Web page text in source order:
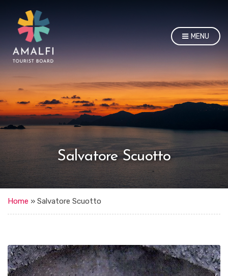
MENU
Salvatore Scuotto
Home » Salvatore Scuotto